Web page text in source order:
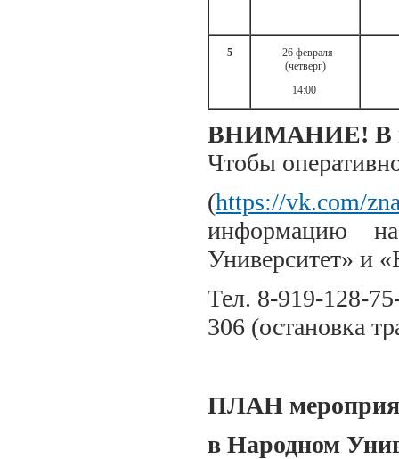
5
26 февраля
(четверг)
14:00
ВНИМАНИЕ! В
Чтобы
(https://vk.com/
информацию
Университет» и
Тел. 8-919-128-
306 (остановка
ПЛАН
в Народном